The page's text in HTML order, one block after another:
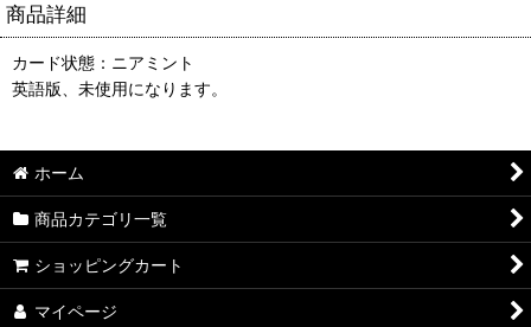
商品詳細
カード状態：ニアミント
英語版、未使用になります。
ホーム
商品カテゴリ一覧
ショッピングカート
マイページ